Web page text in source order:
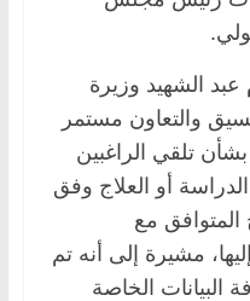
الشهيد وزيرة
والتعاون مستمر
تلقي الراغبين
أو العلاج وفق
المتوافق مع
مشيرة إلى أنه تم
البيانات الخاصة